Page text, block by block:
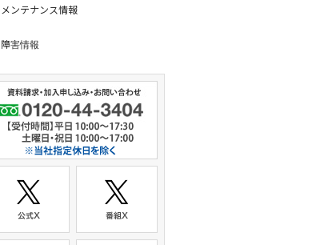
メンテナンス情報
障害情報